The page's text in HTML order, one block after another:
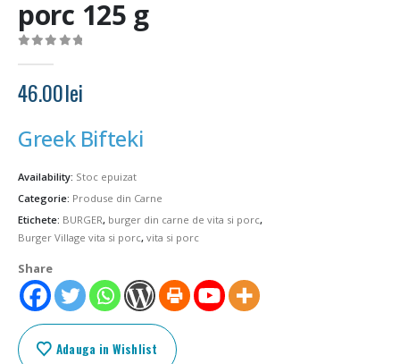
porc 125 g
46.00lei
Greek Bifteki
Availability: Stoc epuizat
Categorie: Produse din Carne
Etichete: BURGER, burger din carne de vita si porc,
Burger Village vita si porc, vita si porc
Share
Adauga in Wishlist